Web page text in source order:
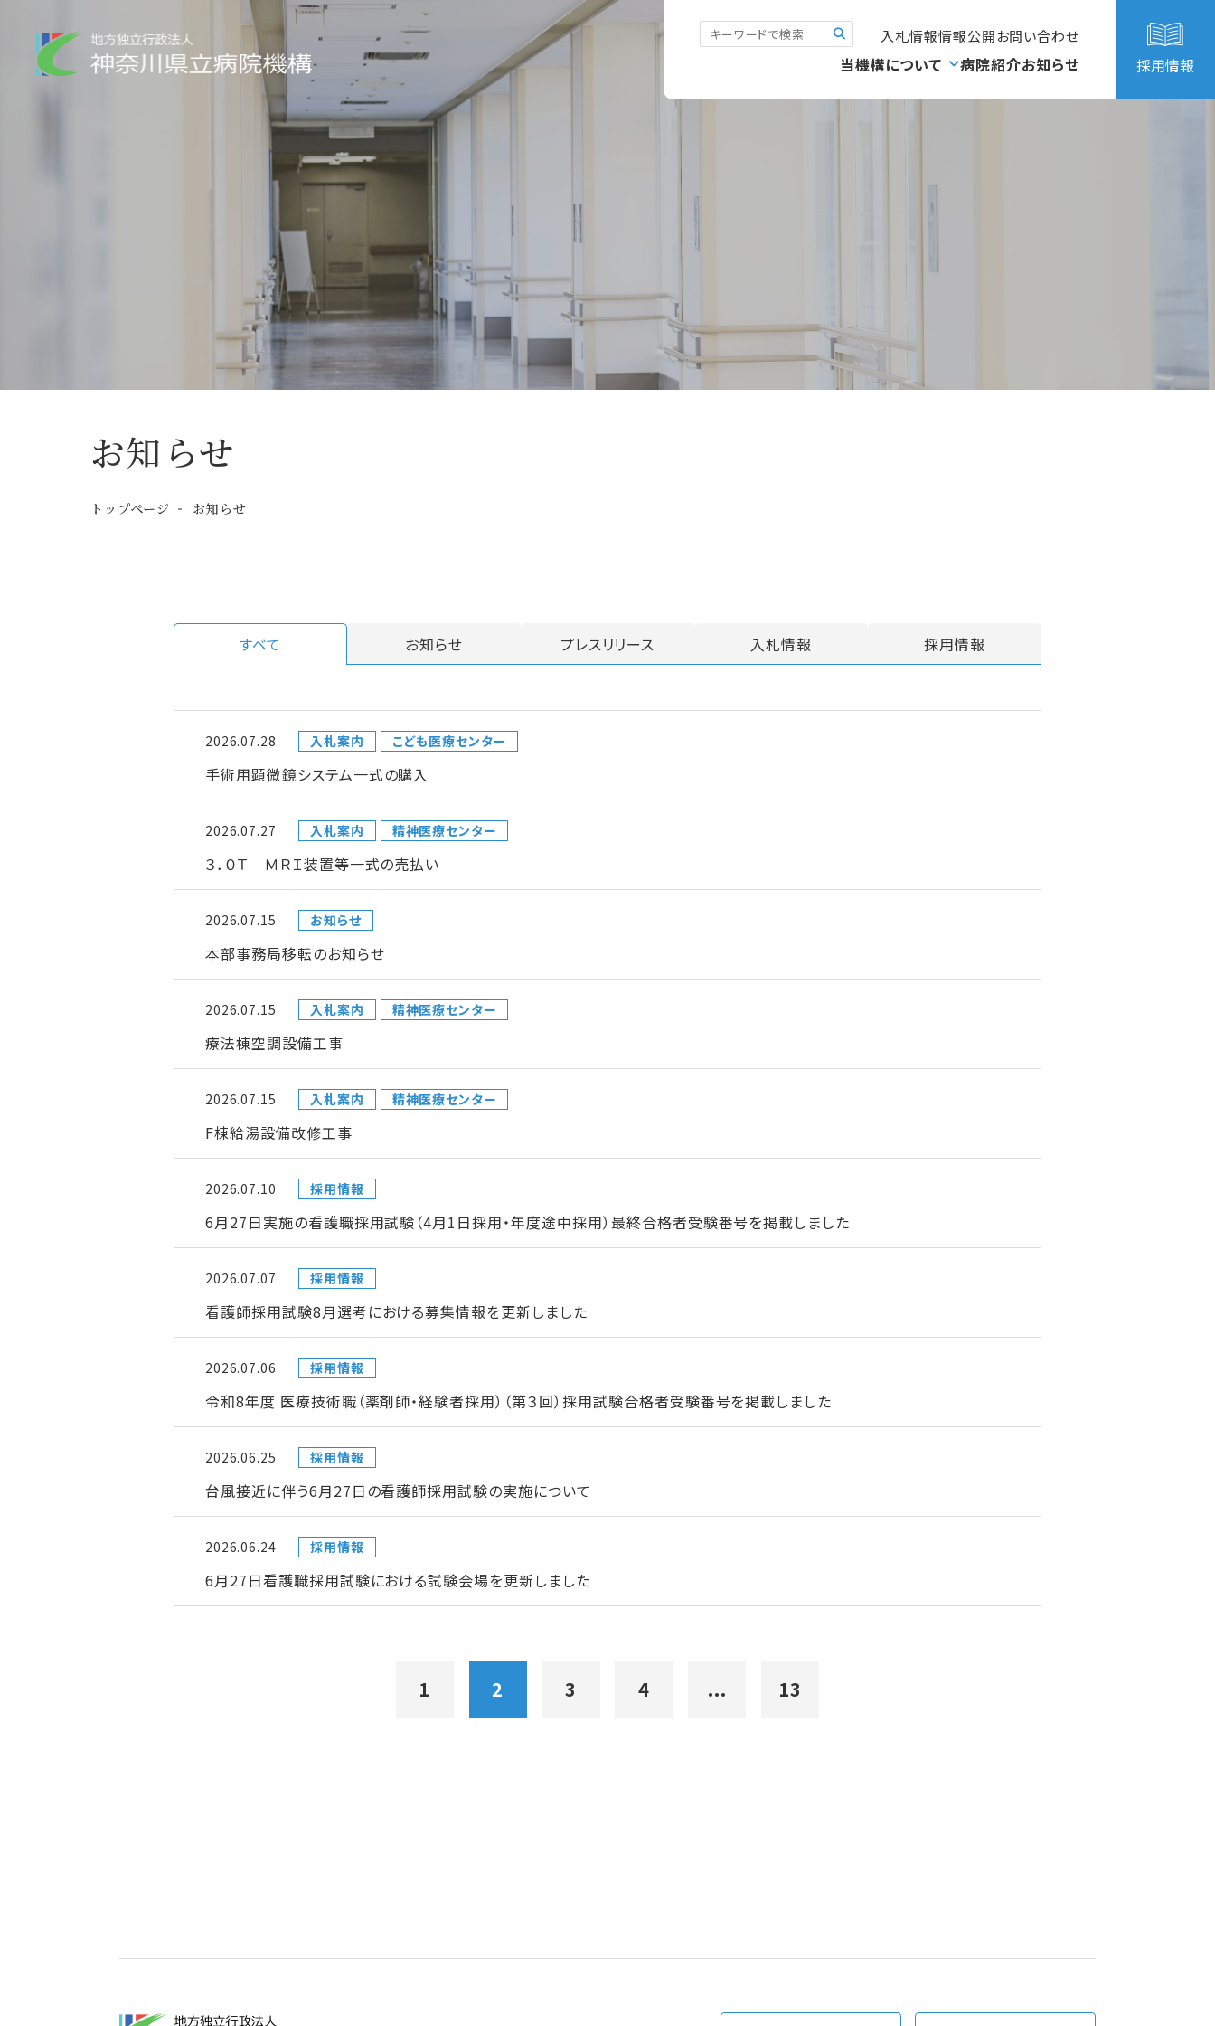
入札情報情報公開お問い合わせ
当機構について 病院紹介お知らせ 採用情報
お知らせ
トップページ お知らせ
すべて お知らせ プレスリリース 入札情報 採用情報
2026.07.28 入札案内 こども医療センター
手術用顕微鏡システム一式の購入
2026.07.27 入札案内 精神医療センター
３．０Ｔ ＭＲＩ装置等一式の売払い
2026.07.15 お知らせ
本部事務局移転のお知らせ
2026.07.15 入札案内 精神医療センター
療法棟空調設備工事
2026.07.15 入札案内 精神医療センター
F棟給湯設備改修工事
2026.07.10 採用情報
6月27日実施の看護職採用試験（4月1日採用・年度途中採用）最終合格者受験番号を掲載しました
2026.07.07 採用情報
看護師採用試験8月選考における募集情報を更新しました
2026.07.06 採用情報
令和8年度 医療技術職（薬剤師・経験者採用）（第３回）採用試験合格者受験番号を掲載しました
2026.06.25 採用情報
台風接近に伴う6月27日の看護師採用試験の実施について
2026.06.24 採用情報
6月27日看護職採用試験における試験会場を更新しました
1 2 3 4 ... 13